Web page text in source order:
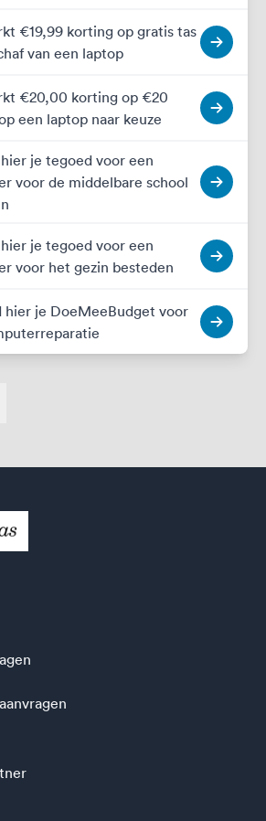
€19,99 korting op gratis tas
van een laptop
€20,00 korting op €20
een laptop naar keuze
je tegoed voor een
voor de middelbare school
je tegoed voor een
voor het gezin besteden
hier je DoeMeeBudget voor